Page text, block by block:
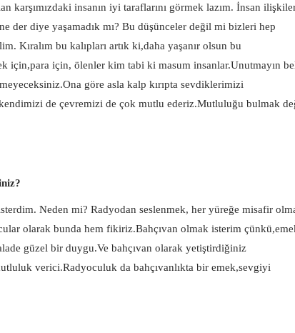
insanın iyi taraflarını görmek lazım. İnsan
der diye yaşamadık mı? Bu düşünceler değil mi bizleri hep
Kıralım bu kalıpları artık ki,daha yaşanır olsun bu
için,para için, ölenler kim tabi ki masum insanlar.Unutmayın
göre asla kalp kırıpta sevdiklerimizi
de çevremizi de çok mutlu ederiz.Mutluluğu bulmak
Neden mi? Radyodan seslenmek, her yüreğe misafir
olarak bunda hem fikiriz.Bahçıvan olmak isterim
güzel bir duygu.Ve bahçıvan olarak yetiştirdiğiniz
verici.Radyoculuk da bahçıvanlıkta bir emek,sevgiyi